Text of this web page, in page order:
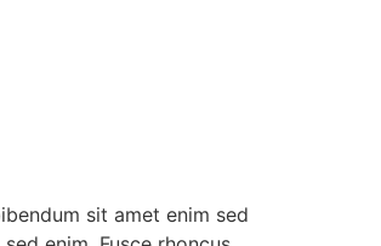
sit amet enim sed